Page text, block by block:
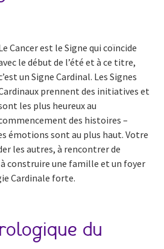
Cancer est le Signe qui coïncide
le début de l’été et à ce titre,
un Signe Cardinal. Les Signes
prennent des initiatives et
les plus heureux au
des histoires –
émotions sont au plus haut. Votre
les autres, à rencontrer de
construire une famille et un foyer
Cardinale forte.
du